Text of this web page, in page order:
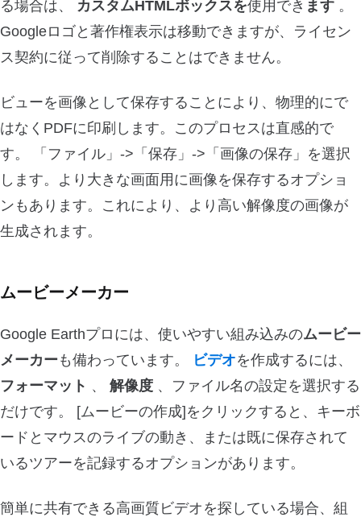
る場合は、 カスタムHTMLボックスを使用でき ます 。
Googleロゴと著作権表示は移動できますが、ライセン
ス契約に従って削除することはできません。
ビューを画像として保存することにより、物理的にで
はなくPDFに印刷します。このプロセスは直感的で
す。 「ファイル」->「保存」->「画像の保存」を選択
します。より大きな画面用に画像を保存するオプショ
ンもあります。これにより、より高い解像度の画像が
生成されます。
ムービーメーカー
Google Earthプロには、使いやすい組み込みのムービー
メーカーも備わっています。 ビデオを作成するには、
フォーマット 、 解像度 、ファイル名の設定を選択する
だけです。 [ムービーの作成]をクリックすると、キーボ
ードとマウスのライブの動き、または既に保存されて
いるツアーを記録するオプションがあります。
簡単に共有できる高画質ビデオを探している場合、組